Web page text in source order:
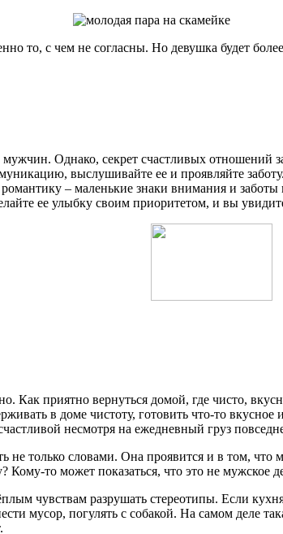
то, с чем не согласны. Но девушка будет
мужчин. Однако, секрет счастливых
выслушивайте ее и проявляйте
– маленькие знаки внимания и
ее улыбку своим приоритетом, и вы
Как приятно вернуться домой, где чисто,
в доме чистоту, готовить что-то
несмотря на ежедневный груз
только словами. Она проявится и в том,
Кому-то может показаться, что это не
чувствам разрушать стереотипы. Если
мусор, погулять с собакой. На самом деле